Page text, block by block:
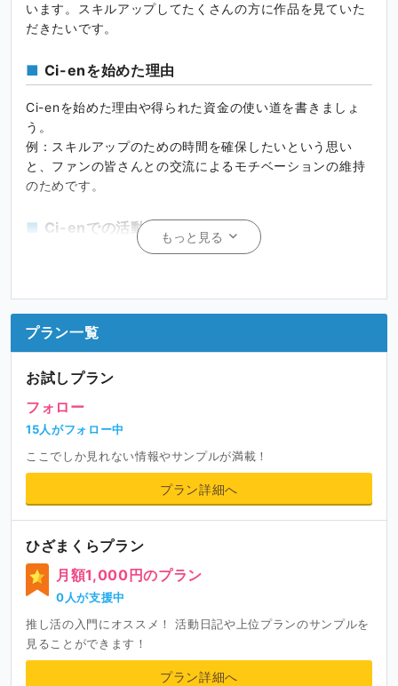
います。スキルアップしてたくさんの方に作品を見ていた
だきたいです。
Ci-enを始めた理由
Ci-enを始めた理由や得られた資金の使い道を書きましょ
う。
例：スキルアップのための時間を確保したいという思い
と、ファンの皆さんとの交流によるモチベーションの維持
のためです。
Ci-enでの活動について
ファイル貼り付け）
イラストのラフや、Photoshopデータの公開
例 : ご支援いただいた方に、普段は公開していないラフ
や、PSDファイルを公開しています。
支援してくださる皆さまへ
あなたを支援してくださる皆さんに向けてメッセージを書
きましょう。
例 :ご興味を持たれましたら、ぜひ応援のコメント、ご支
援いただけると嬉しいです！
もっと見る
プラン一覧
お試しプラン
フォロー
15人がフォロー中
ここでしか見れない情報やサンプルが満載！
プラン詳細へ
ひざまくらプラン
月額1,000円のプラン
0人が支援中
推し活の入門にオススメ！ 活動日記や上位プランのサンプルを
見ることができます！
プラン詳細へ